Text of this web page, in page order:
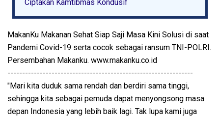
Ciptakan Kamtibmas Kondusif
MakanKu Makanan Sehat Siap Saji Masa Kini Solusi di saat
Pandemi Covid-19 serta cocok sebagai ransum TNI-POLRI.
Persembahan Makanku. www.makanku.co.id
---------------------------------------------------------------
"Mari kita duduk sama rendah dan berdiri sama tinggi,
sehingga kita sebagai pemuda dapat menyongsong masa
depan Indonesia yang lebih baik lagi. Tak lupa kami juga